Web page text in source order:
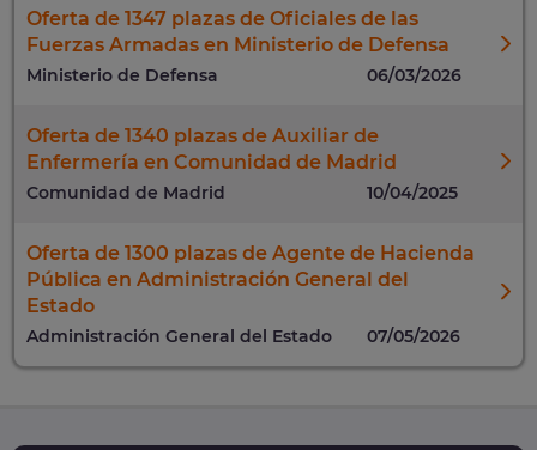
Oferta de 1347 plazas de Oficiales de las
Fuerzas Armadas en Ministerio de Defensa
Ministerio de Defensa 06/03/2026
Oferta de 1340 plazas de Auxiliar de
Enfermería en Comunidad de Madrid
Comunidad de Madrid 10/04/2025
Oferta de 1300 plazas de Agente de Hacienda
Pública en Administración General del
Estado
Administración General del Estado 07/05/2026